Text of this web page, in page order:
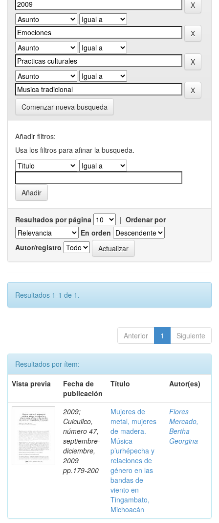
Comenzar nueva busqueda
Añadir filtros:
Usa los filtros para afinar la busqueda.
Resultados por página | Ordenar por
En orden
Autor/registro
Resultados 1-1 de 1.
Anterior 1 Siguiente
Resultados por ítem:
Vista previa
Fecha de
publicación
Título Autor(es)
2009;
Cuicuilco,
número 47,
septiembre-
diciembre,
2009
pp.179-200
Mujeres de
metal, mujeres
de madera.
Música
p’urhépecha y
relaciones de
género en las
bandas de
viento en
Tingambato,
Michoacán
Flores
Mercado,
Bertha
Georgina